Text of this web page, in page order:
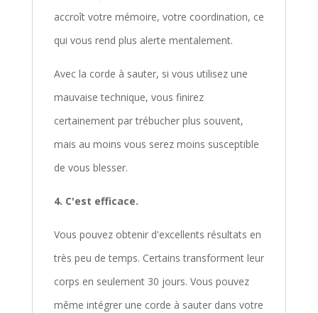
accroît votre mémoire, votre coordination, ce
qui vous rend plus alerte mentalement.
Avec la corde à sauter, si vous utilisez une
mauvaise technique, vous finirez
certainement par trébucher plus souvent,
mais au moins vous serez moins susceptible
de vous blesser.
4. C'est efficace.
Vous pouvez obtenir d'excellents résultats en
très peu de temps. Certains transforment leur
corps en seulement 30 jours. Vous pouvez
même intégrer une corde à sauter dans votre